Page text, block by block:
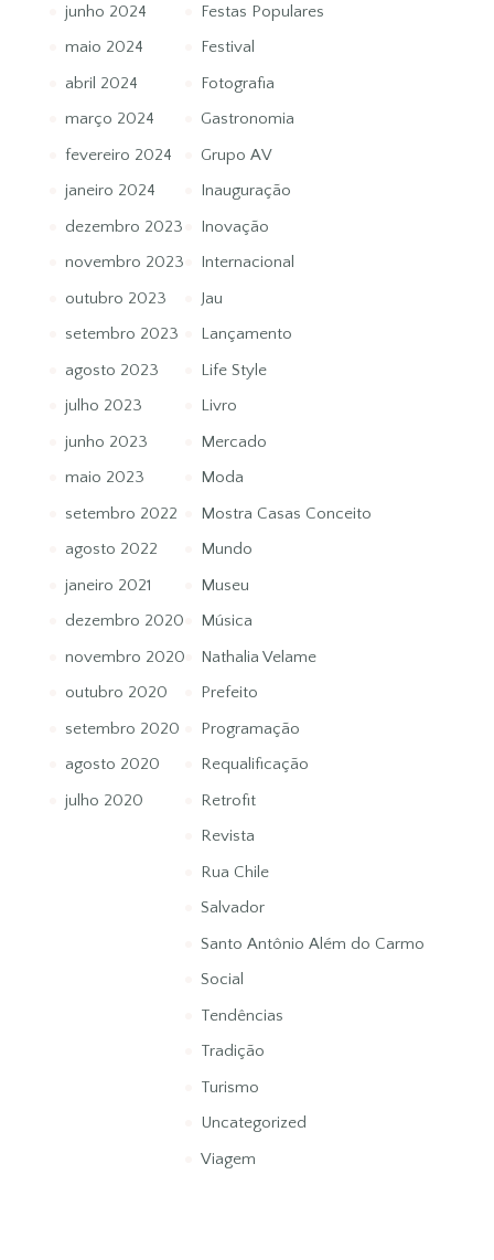
junho 2024
maio 2024
abril 2024
março 2024
fevereiro 2024
janeiro 2024
dezembro 2023
novembro 2023
outubro 2023
setembro 2023
agosto 2023
julho 2023
junho 2023
maio 2023
setembro 2022
agosto 2022
janeiro 2021
dezembro 2020
novembro 2020
outubro 2020
setembro 2020
agosto 2020
julho 2020
Festas Populares
Festival
Fotografia
Gastronomia
Grupo AV
Inauguração
Inovação
Internacional
Jau
Lançamento
Life Style
Livro
Mercado
Moda
Mostra Casas Conceito
Mundo
Museu
Música
Nathalia Velame
Prefeito
Programação
Requalificação
Retrofit
Revista
Rua Chile
Salvador
Santo Antônio Além do Carmo
Social
Tendências
Tradição
Turismo
Uncategorized
Viagem